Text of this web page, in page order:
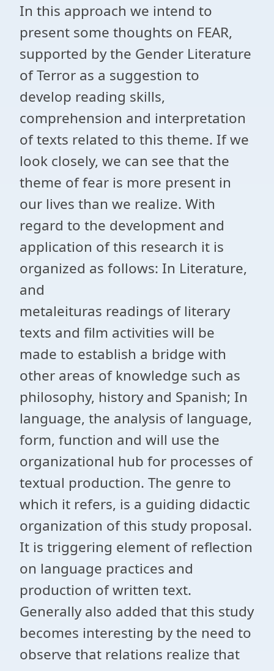
In this approach we intend to
present some thoughts on FEAR,
supported by the Gender Literature
of Terror as a suggestion to
develop reading skills,
comprehension and interpretation
of texts related to this theme. If we
look closely, we can see that the
theme of fear is more present in
our lives than we realize. With
regard to the development and
application of this research it is
organized as follows: In Literature,
and
metaleituras readings of literary
texts and film activities will be
made to establish a bridge with
other areas of knowledge such as
philosophy, history and Spanish; In
language, the analysis of language,
form, function and will use the
organizational hub for processes of
textual production. The genre to
which it refers, is a guiding didactic
organization of this study proposal.
It is triggering element of reflection
on language practices and
production of written text.
Generally also added that this study
becomes interesting by the need to
observe that relations realize that